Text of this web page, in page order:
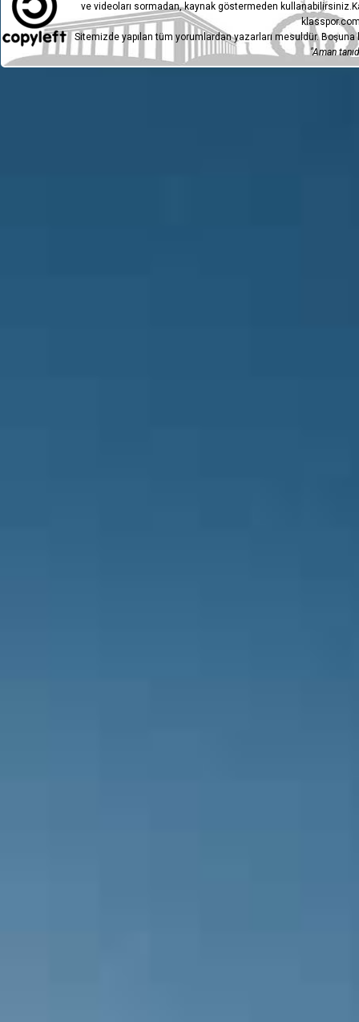
ve videoları sormadan, kaynak göstermeden
Sitemizde yapılan tüm yorumlardan yazarları mesuldür.
"Aman